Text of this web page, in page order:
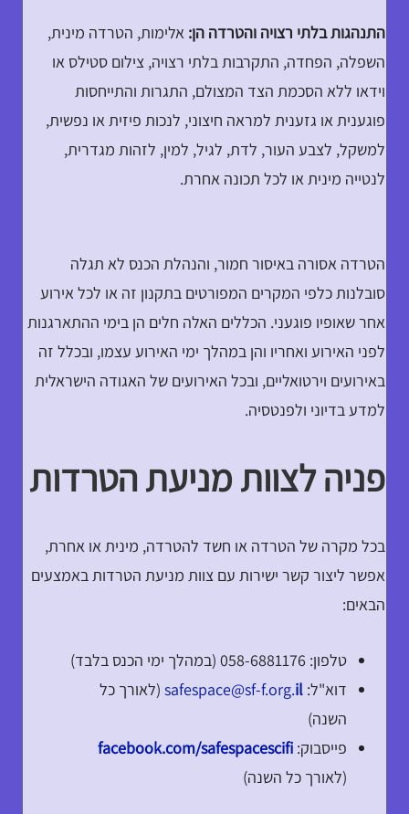
התנהגות בלתי רצויה והטרדה הן: אלימות, הטרדה מינית,
השפלה, הפחדה, התקרבות בלתי רצויה, צילום סטילס או
וידאו ללא הסכמת הצד המצולם, התגרות והתייחסות
פוגענית או גזענית למראה חיצוני, לנכות פיזית או נפשית,
למשקל, לצבע העור, לדת, לגיל, למין, לזהות מגדרית,
לנטייה מינית או לכל תכונה אחרת.
הטרדה אסורה באיסור חמור, והנהלת הכנס לא תגלה
סובלנות כלפי המקרים המפורטים בתקנון זה או לכל אירוע
אחר שאופיו פוגעני. הכללים האלה חלים הן בימי ההתארגנות
לפני האירוע ואחריו והן במהלך ימי האירוע עצמו, ובכלל זה
באירועים וירטואליים, ובכל האירועים של האגודה הישראלית
למדע בדיוני ולפנטסיה.
פניה לצוות מניעת הטרדות
בכל מקרה של הטרדה או חשד להטרדה, מינית או אחרת,
אפשר ליצור קשר ישירות עם צוות מניעת הטרדות באמצעים
הבאים:
טלפון: 058-6881176 (במהלך ימי הכנס בלבד)
דוא"ל:
safespace@sf-f.org.il
(לאורך כל
השנה)
פייסבוק:facebook.com/safespacescifi
(לאורך כל השנה)